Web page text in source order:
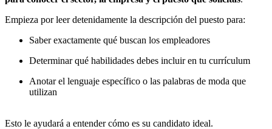
Empieza por leer detenidamente la descripción del puesto para:
Saber exactamente qué buscan los empleadores
Determinar qué habilidades debes incluir en tu currículum
Anotar el lenguaje específico o las palabras de moda que
utilizan
Esto le ayudará a entender cómo es su candidato ideal.